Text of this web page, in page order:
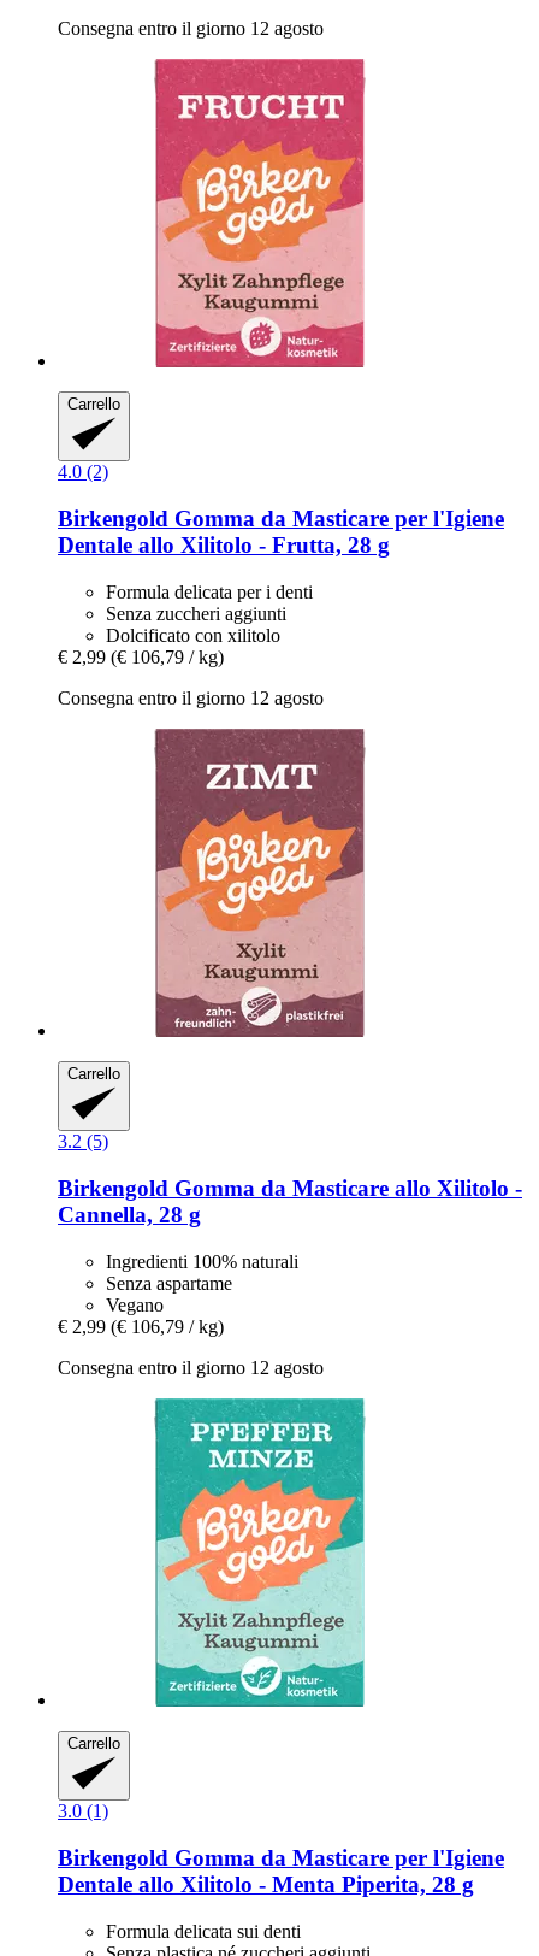
Consegna entro il giorno 12 agosto
Carrello
4.0 (2)
Birkengold Gomma da Masticare per l'Igiene
Dentale allo Xilitolo -​ Frutta, 28 g
Formula delicata per i denti
Senza zuccheri aggiunti
Dolcificato con xilitolo
€ 2,99 (€ 106,79 / kg)
Consegna entro il giorno 12 agosto
Carrello
3.2 (5)
Birkengold Gomma da Masticare allo Xilitolo -​
Cannella, 28 g
Ingredienti 100% naturali
Senza aspartame
Vegano
€ 2,99 (€ 106,79 / kg)
Consegna entro il giorno 12 agosto
Carrello
3.0 (1)
Birkengold Gomma da Masticare per l'Igiene
Dentale allo Xilitolo -​ Menta Piperita, 28 g
Formula delicata sui denti